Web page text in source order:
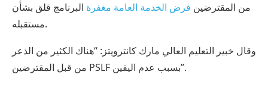
من المقترضين قرض الخدمة العامة مغفرة البرنامج قلق بشأن
مستقبله.
وقال خبير التعليم العالي مارك كانترويتز: “هناك الكثير من الذعر
من قبل المقترضين PSLF بسبب عدم اليقين”.